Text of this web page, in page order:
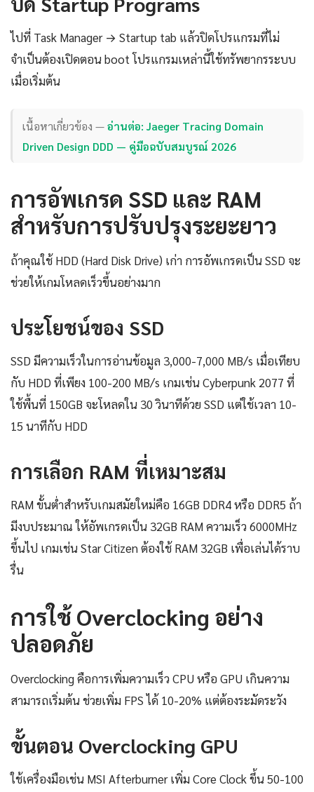
ไปที่ Task Manager → Startup tab แล้วปิดโปรแกรมที่ไม่
จำเป็นต้องเปิดตอน boot โปรแกรมเหล่านี้ใช้ทรัพยากรระบบ
เมื่อเริ่มต้น
เนื้อหาเกี่ยวข้อง —อ่านต่อ: Jaeger Tracing Domain
Driven Design DDD — คู่มือฉบับสมบูรณ์ 2026
การอัพเกรด SSD และ RAM
สำหรับการปรับปรุงระยะยาว
ถ้าคุณใช้ HDD (Hard Disk Drive) เก่า การอัพเกรดเป็น SSD จะ
ช่วยให้เกมโหลดเร็วขึ้นอย่างมาก
ประโยชน์ของ SSD
SSD มีความเร็วในการอ่านข้อมูล 3,000-7,000 MB/s เมื่อเทียบ
กับ HDD ที่เพียง 100-200 MB/s เกมเช่น Cyberpunk 2077 ที่
ใช้พื้นที่ 150GB จะโหลดใน 30 วินาทีด้วย SSD แต่ใช้เวลา 10-
15 นาทีกับ HDD
การเลือก RAM ที่เหมาะสม
RAM ขั้นต่ำสำหรับเกมสมัยใหม่คือ 16GB DDR4 หรือ DDR5 ถ้า
มีงบประมาณ ให้อัพเกรดเป็น 32GB RAM ความเร็ว 6000MHz
ขึ้นไป เกมเช่น Star Citizen ต้องใช้ RAM 32GB เพื่อเล่นได้ราบ
รื่น
การใช้ Overclocking อย่าง
ปลอดภัย
Overclocking คือการเพิ่มความเร็ว CPU หรือ GPU เกินความ
สามารถเริ่มต้น ช่วยเพิ่ม FPS ได้ 10-20% แต่ต้องระมัดระวัง
ขั้นตอน Overclocking GPU
ใช้เครื่องมือเช่น MSI Afterburner เพิ่ม Core Clock ขึ้น 50-100